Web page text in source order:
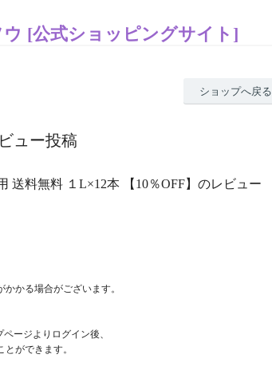
[公式ショッピングサイト]
ショップへ戻る
ュー投稿
送料無料 １L×12本 【10％OFF】のレビュー
かる場合がございます。
ージよりログイン後、
ができます。